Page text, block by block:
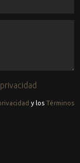
y los Términos